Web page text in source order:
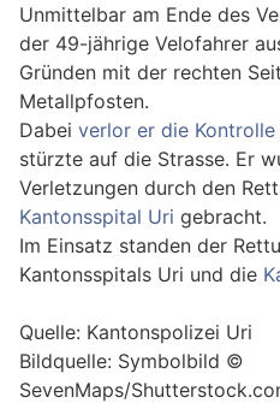
Unmittelbar am Ende des
der 49-jährige Velofahrer
Gründen mit der rechten
Metallpfosten.
Dabei verlor er die
stürzte auf die Strasse. Er
Verletzungen durch den
Kantonsspital Uri gebracht.
Im Einsatz standen der
Kantonsspitals Uri und die
Quelle: Kantonspolizei Uri
Bildquelle: Symbolbild ©
SevenMaps/